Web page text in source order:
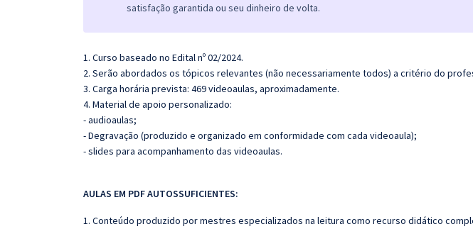
satisfação garantida ou seu dinheiro de volta.
1. Curso baseado no Edital nº 02/2024.
2. Serão abordados os tópicos relevantes (não necessariamente todos) a critério do
3. Carga horária prevista: 469 videoaulas, aproximadamente.
4. Material de apoio personalizado:
- audioaulas;
- Degravação (produzido e organizado em conformidade com cada videoaula);
- slides para acompanhamento das videoaulas.
AULAS EM PDF AUTOSSUFICIENTES:
1. Conteúdo produzido por mestres especializados na leitura como recurso didático